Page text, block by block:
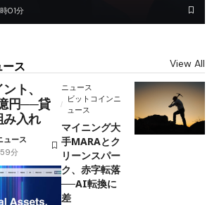
01分
ース View All
ト、
円──貸
み入れ
ュース
分
ニュース
ビットコインニ
ュース
マイニング大
手MARAとク
リーンスパー
ク、赤字転落
──AI転換に
差